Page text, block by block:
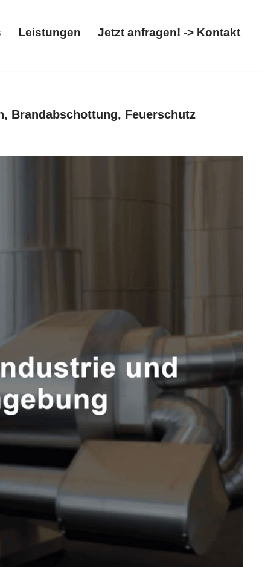
Leistungen Jetzt anfragen! -> Kontakt
Brandabschottung, Feuerschutz